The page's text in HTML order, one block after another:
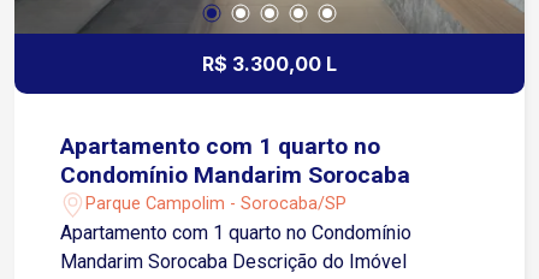
R$ 3.300,00 L
Apartamento com 1 quarto no
Condomínio Mandarim Sorocaba
Parque Campolim - Sorocaba/SP
Apartamento com 1 quarto no Condomínio
Mandarim Sorocaba Descrição do Imóvel